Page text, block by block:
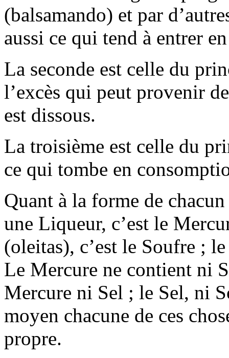
(balsamando) et par
aussi ce qui tend à entrer
La seconde est celle du
l’excès qui peut provenir
est dissous.
La troisième est celle du
ce qui tombe en
Quant à la forme de
une Liqueur, c’est le
(oleitas), c’est le Soufre ;
Le Mercure ne contient ni
Mercure ni Sel ; le Sel, ni
moyen chacune de ces
propre.